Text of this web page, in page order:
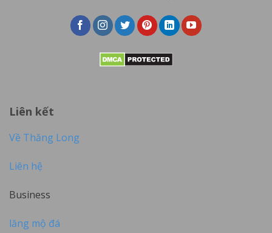
Liên kết
Về Thăng Long
Liên hệ
Business
lăng mộ đá